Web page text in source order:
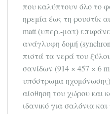
που καλύπτουν όλο το
ηρεμία έως τη ρουστίκ
matt (υπερ.-ματ)
ανάγλυφη δομή
πιστά τα νερά του
σανίδων (914 × 457 × 6
υπόστρωμα
αίσθηση του χώρου και
ιδανικό για σαλόνια